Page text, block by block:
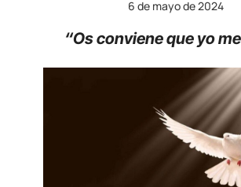
6 de mayo de 2024
“Os conviene que yo